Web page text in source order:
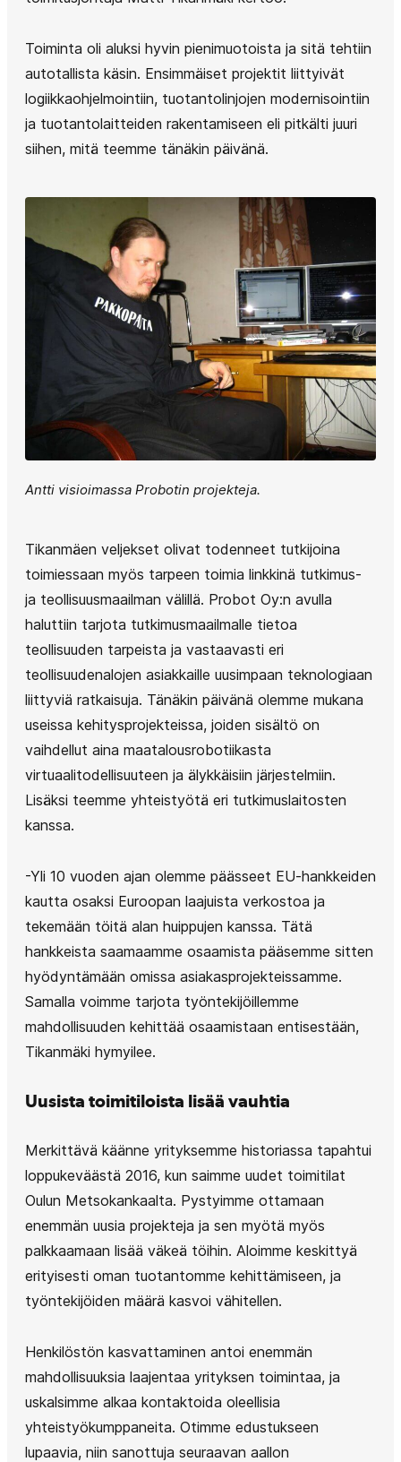
Toiminta oli aluksi hyvin pienimuotoista ja sitä tehtiin
autotallista käsin. Ensimmäiset projektit liittyivät
logiikkaohjelmointiin, tuotantolinjojen modernisointiin
ja tuotantolaitteiden rakentamiseen eli pitkälti juuri
siihen, mitä teemme tänäkin päivänä.
Antti visioimassa Probotin projekteja.
Tikanmäen veljekset olivat todenneet tutkijoina
toimiessaan myös tarpeen toimia linkkinä tutkimus-
ja teollisuusmaailman välillä. Probot Oy:n avulla
haluttiin tarjota tutkimusmaailmalle tietoa
teollisuuden tarpeista ja vastaavasti eri
teollisuudenalojen asiakkaille uusimpaan teknologiaan
liittyviä ratkaisuja. Tänäkin päivänä olemme mukana
useissa kehitysprojekteissa, joiden sisältö on
vaihdellut aina maatalousrobotiikasta
virtuaalitodellisuuteen ja älykkäisiin järjestelmiin.
Lisäksi teemme yhteistyötä eri tutkimuslaitosten
kanssa.
-Yli 10 vuoden ajan olemme päässeet EU-hankkeiden
kautta osaksi Euroopan laajuista verkostoa ja
tekemään töitä alan huippujen kanssa. Tätä
hankkeista saamaamme osaamista pääsemme sitten
hyödyntämään omissa asiakasprojekteissamme.
Samalla voimme tarjota työntekijöillemme
mahdollisuuden kehittää osaamistaan entisestään,
Tikanmäki hymyilee.
Uusista toimitiloista lisää vauhtia
Merkittävä käänne yrityksemme historiassa tapahtui
loppukeväästä 2016, kun saimme uudet toimitilat
Oulun Metsokankaalta. Pystyimme ottamaan
enemmän uusia projekteja ja sen myötä myös
palkkaamaan lisää väkeä töihin. Aloimme keskittyä
erityisesti oman tuotantomme kehittämiseen, ja
työntekijöiden määrä kasvoi vähitellen.
Henkilöstön kasvattaminen antoi enemmän
mahdollisuuksia laajentaa yrityksen toimintaa, ja
uskalsimme alkaa kontaktoida oleellisia
yhteistyökumppaneita. Otimme edustukseen
lupaavia, niin sanottuja seuraavan aallon